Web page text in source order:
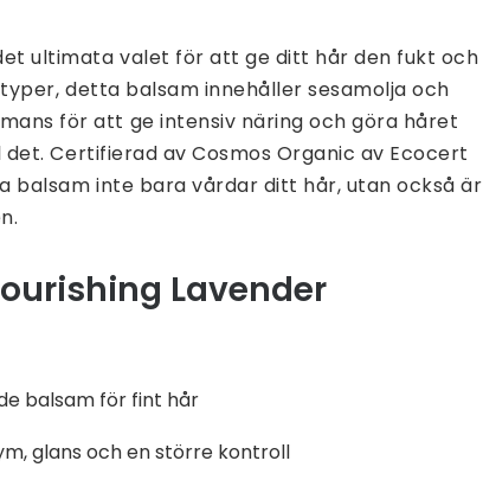
ultimata valet för att ge ditt hår den fukt och
detta balsam innehåller sesamolja och
för att ge intensiv näring och göra håret
Certifierad av Cosmos Organic av Ecocert
balsam inte bara vårdar ditt hår, utan också är
Lavender
balsam för fint hår
glans och en större kontroll